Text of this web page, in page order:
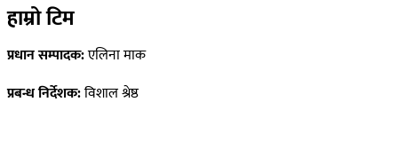
हाम्रो टिम
प्रधान सम्पादक:एलिना माक
प्रबन्ध निर्देशक:विशाल श्रेष्ठ